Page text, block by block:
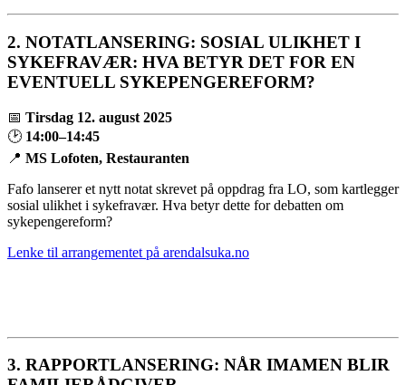
2. NOTATLANSERING: SOSIAL ULIKHET I
SYKEFRAVÆR: HVA BETYR DET FOR EN
EVENTUELL SYKEPENGEREFORM?
📅 Tirsdag 12. august 2025
🕑 14:00–14:45
📍 MS Lofoten, Restauranten
Fafo lanserer et nytt notat skrevet på oppdrag fra LO, som kartlegger
sosial ulikhet i sykefravær. Hva betyr dette for debatten om
sykepengereform?
Lenke til arrangementet på arendalsuka.no
3. RAPPORTLANSERING: NÅR IMAMEN BLIR